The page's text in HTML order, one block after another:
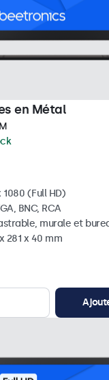
en Métal
1080 (Full HD)
BNC, RCA
murale et
281 x 40 mm